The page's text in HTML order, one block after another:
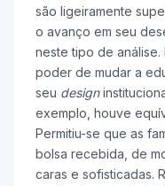
são ligeiramente
o avanço em seu
neste tipo de análise.
poder de mudar a
seu design
exemplo, houve
Permitiu-se que as
bolsa recebida, de
caras e sofisticadas.